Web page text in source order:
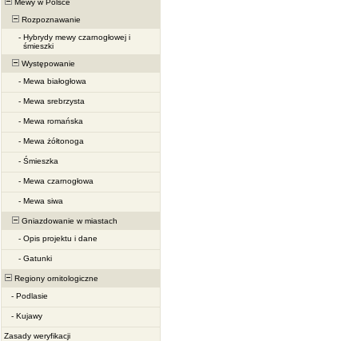
Mewy w Polsce
Rozpoznawanie
- Hybrydy mewy czarnogłowej i
śmieszki
Występowanie
- Mewa białogłowa
- Mewa srebrzysta
- Mewa romańska
- Mewa żółtonoga
- Śmieszka
- Mewa czarnogłowa
- Mewa siwa
Gniazdowanie w miastach
- Opis projektu i dane
- Gatunki
Regiony ornitologiczne
- Podlasie
- Kujawy
Zasady weryfikacji